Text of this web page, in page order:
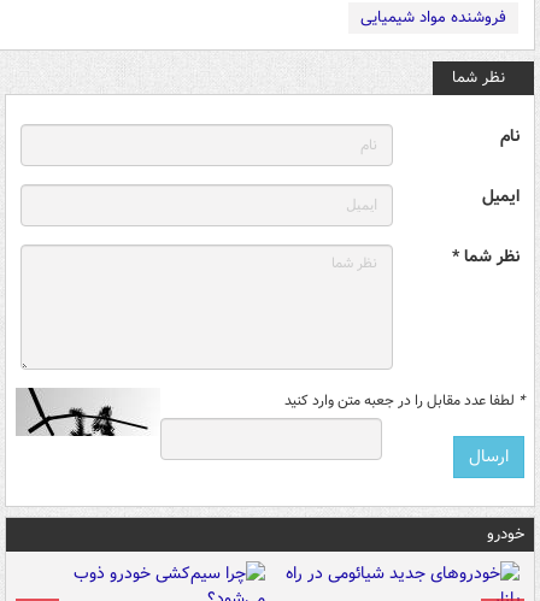
فروشنده مواد شیمیایی
نظر شما
نام
ایمیل
نظر شما *
* لطفا عدد مقابل را در جعبه متن وارد کنید
خودرو